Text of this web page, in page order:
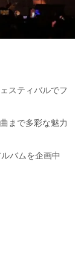
スティバルでフ
まで多彩な魅力
バムを企画中